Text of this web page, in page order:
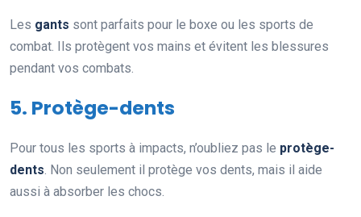
Les gants sont parfaits pour le boxe ou les sports de
combat. Ils protègent vos mains et évitent les blessures
pendant vos combats.
5. Protège-dents
Pour tous les sports à impacts, n’oubliez pas le protège-
dents . Non seulement il protège vos dents, mais il aide
aussi à absorber les chocs.